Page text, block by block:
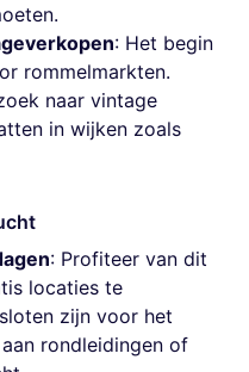
: Het begin
rommelmarkten.
naar vintage
in wijken zoals
: Profiteer van dit
locaties te
zijn voor het
rondleidingen of